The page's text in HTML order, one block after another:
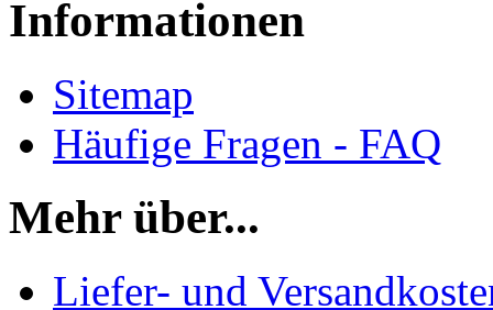
Informationen
Sitemap
Häufige Fragen - FAQ
Mehr über...
Liefer- und